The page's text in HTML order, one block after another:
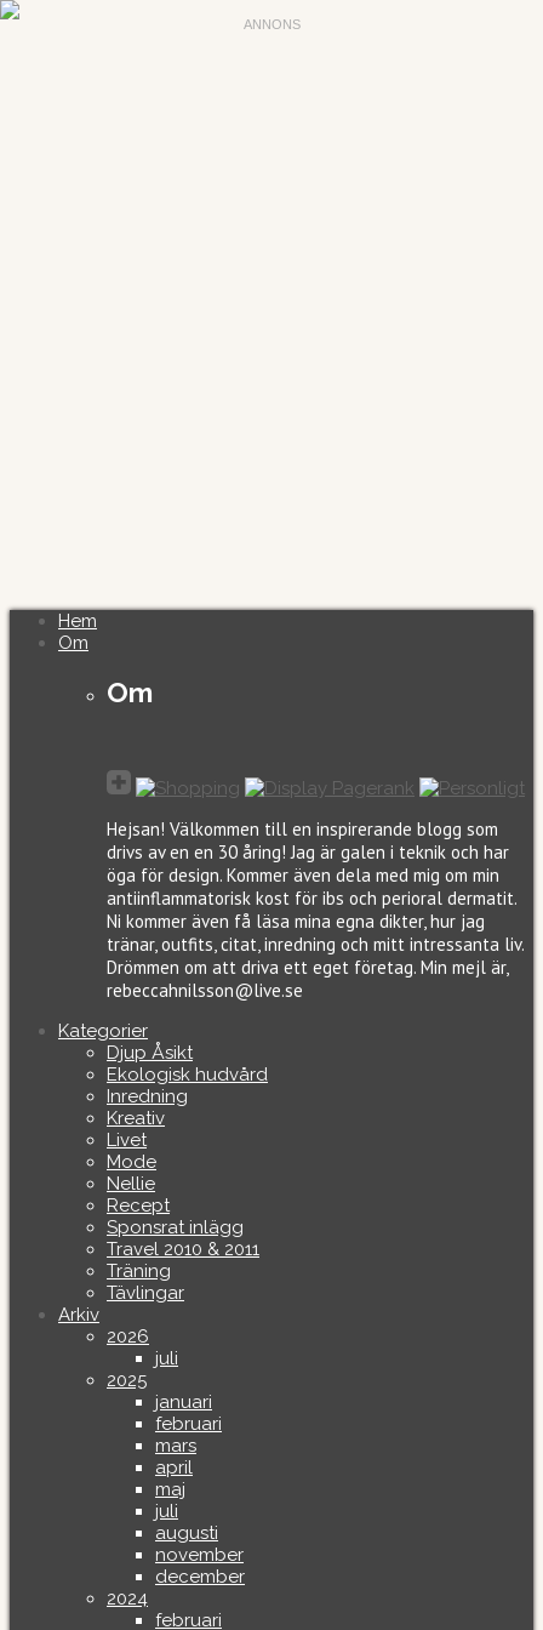
Hem
Om
Om
Hejsan! Välkommen till en inspirerande blogg som
drivs av en en 30 åring! Jag är galen i teknik och har
öga för design. Kommer även dela med mig om min
antiinflammatorisk kost för ibs och perioral dermatit.
Ni kommer även få läsa mina egna dikter, hur jag
tränar, outfits, citat, inredning och mitt intressanta liv.
Drömmen om att driva ett eget företag. Min mejl är,
rebeccahnilsson@live.se
Kategorier
Djup Åsikt
Ekologisk hudvård
Inredning
Kreativ
Livet
Mode
Nellie
Recept
Sponsrat inlägg
Travel 2010 & 2011
Träning
Tävlingar
Arkiv
2026
juli
2025
januari
februari
mars
april
maj
juli
augusti
november
december
2024
februari